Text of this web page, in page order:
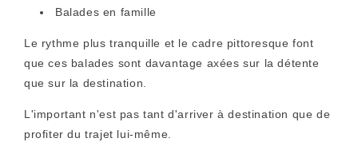
Balades en famille
Le rythme plus tranquille et le cadre pittoresque font
que ces balades sont davantage axées sur la détente
que sur la destination.
L'important n'est pas tant d'arriver à destination que de
profiter du trajet lui-même.